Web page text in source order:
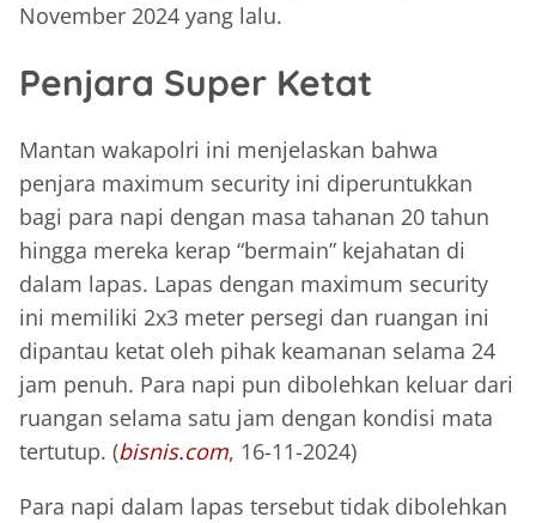
November 2024 yang lalu.
Penjara Super Ketat
Mantan wakapolri ini menjelaskan bahwa
penjara maximum security ini diperuntukkan
bagi para napi dengan masa tahanan 20 tahun
hingga mereka kerap “bermain” kejahatan di
dalam lapas. Lapas dengan maximum security
ini memiliki 2x3 meter persegi dan ruangan ini
dipantau ketat oleh pihak keamanan selama 24
jam penuh. Para napi pun dibolehkan keluar dari
ruangan selama satu jam dengan kondisi mata
tertutup. (bisnis.com, 16-11-2024)
Para napi dalam lapas tersebut tidak dibolehkan